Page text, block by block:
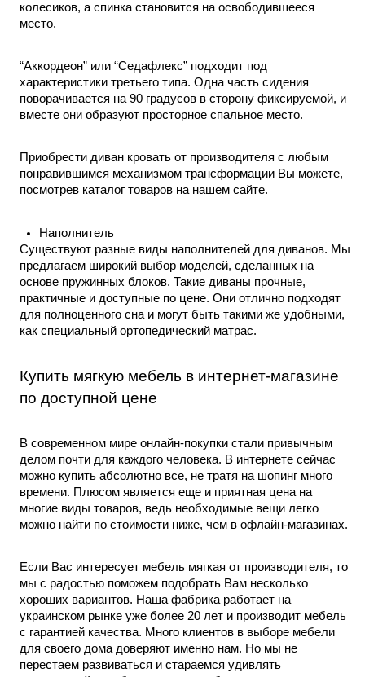
колесиков, а спинка становится на освободившееся
место.
“Аккордеон” или “Седафлекс” подходит под
характеристики третьего типа. Одна часть сидения
поворачивается на 90 градусов в сторону фиксируемой, и
вместе они образуют просторное спальное место.
Приобрести диван кровать от производителя с любым
понравившимся механизмом трансформации Вы можете,
посмотрев каталог товаров на нашем сайте.
Наполнитель
Существуют разные виды наполнителей для диванов. Мы
предлагаем широкий выбор моделей, сделанных на
основе пружинных блоков. Такие диваны прочные,
практичные и доступные по цене. Они отлично подходят
для полноценного сна и могут быть такими же удобными,
как специальный ортопедический матрас.
Купить мягкую мебель в интернет-магазине
по доступной цене
В современном мире онлайн-покупки стали привычным
делом почти для каждого человека. В интернете сейчас
можно купить абсолютно все, не тратя на шопинг много
времени. Плюсом является еще и приятная цена на
многие виды товаров, ведь необходимые вещи легко
можно найти по стоимости ниже, чем в офлайн-магазинах.
Если Вас интересует мебель мягкая от производителя, то
мы с радостью поможем подобрать Вам несколько
хороших вариантов. Наша фабрика работает на
украинском рынке уже более 20 лет и производит мебель
с гарантией качества. Много клиентов в выборе мебели
для своего дома доверяют именно нам. Но мы не
перестаем развиваться и стараемся удивлять